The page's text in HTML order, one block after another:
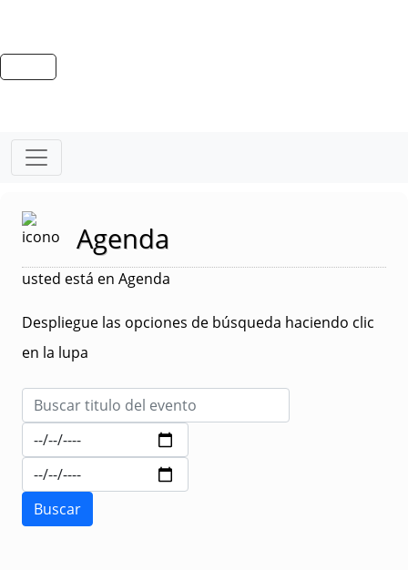
Agenda
usted está en Agenda
Despliegue las opciones de búsqueda haciendo clic
en la lupa